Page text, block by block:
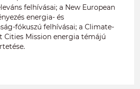
felhívásai; a New European
energia- és
fókuszú felhívásai; a Climate-
Cities Mission energia témájú